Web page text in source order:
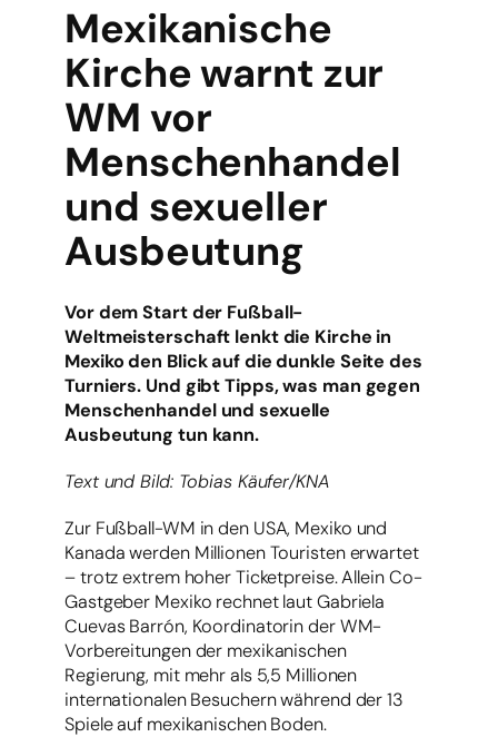
Mexikanische
Kirche warnt zur
WM vor
Menschenhandel
und sexueller
Ausbeutung
Vor dem Start der Fußball-
Weltmeisterschaft lenkt die Kirche in
Mexiko den Blick auf die dunkle Seite des
Turniers. Und gibt Tipps, was man gegen
Menschenhandel und sexuelle
Ausbeutung tun kann.
Text und Bild: Tobias Käufer/KNA
Zur Fußball-WM in den USA, Mexiko und
Kanada werden Millionen Touristen erwartet
– trotz extrem hoher Ticketpreise. Allein Co-
Gastgeber Mexiko rechnet laut Gabriela
Cuevas Barrón, Koordinatorin der WM-
Vorbereitungen der mexikanischen
Regierung, mit mehr als 5,5 Millionen
internationalen Besuchern während der 13
Spiele auf mexikanischen Boden.